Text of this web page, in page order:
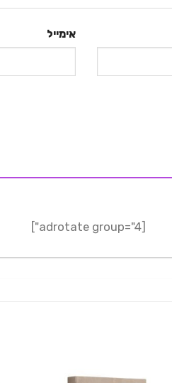
אימייל
[adrotate group="4"]